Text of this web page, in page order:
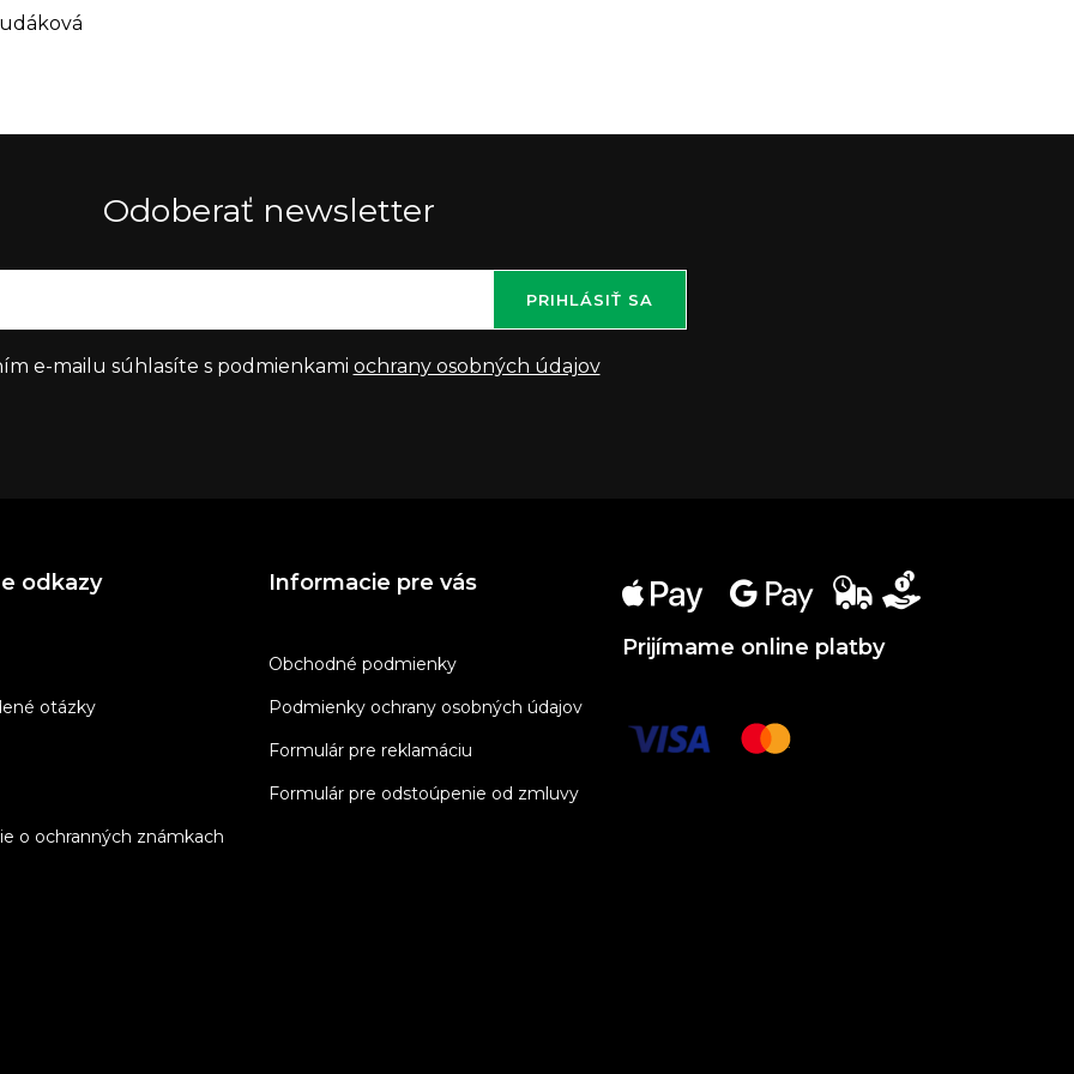
Odoberať newsletter
e-mailu súhlasíte s podmienkami ochrany osobných údajov
PRIHLÁSIŤ SA
odkazy
otázky
o ochranných známkach
Informacie pre vás
Obchodné podmienky
Podmienky ochrany osobných údajov
Formulár pre reklamáciu
Formulár pre odstoúpenie od zmluvy
Prijímame online platby